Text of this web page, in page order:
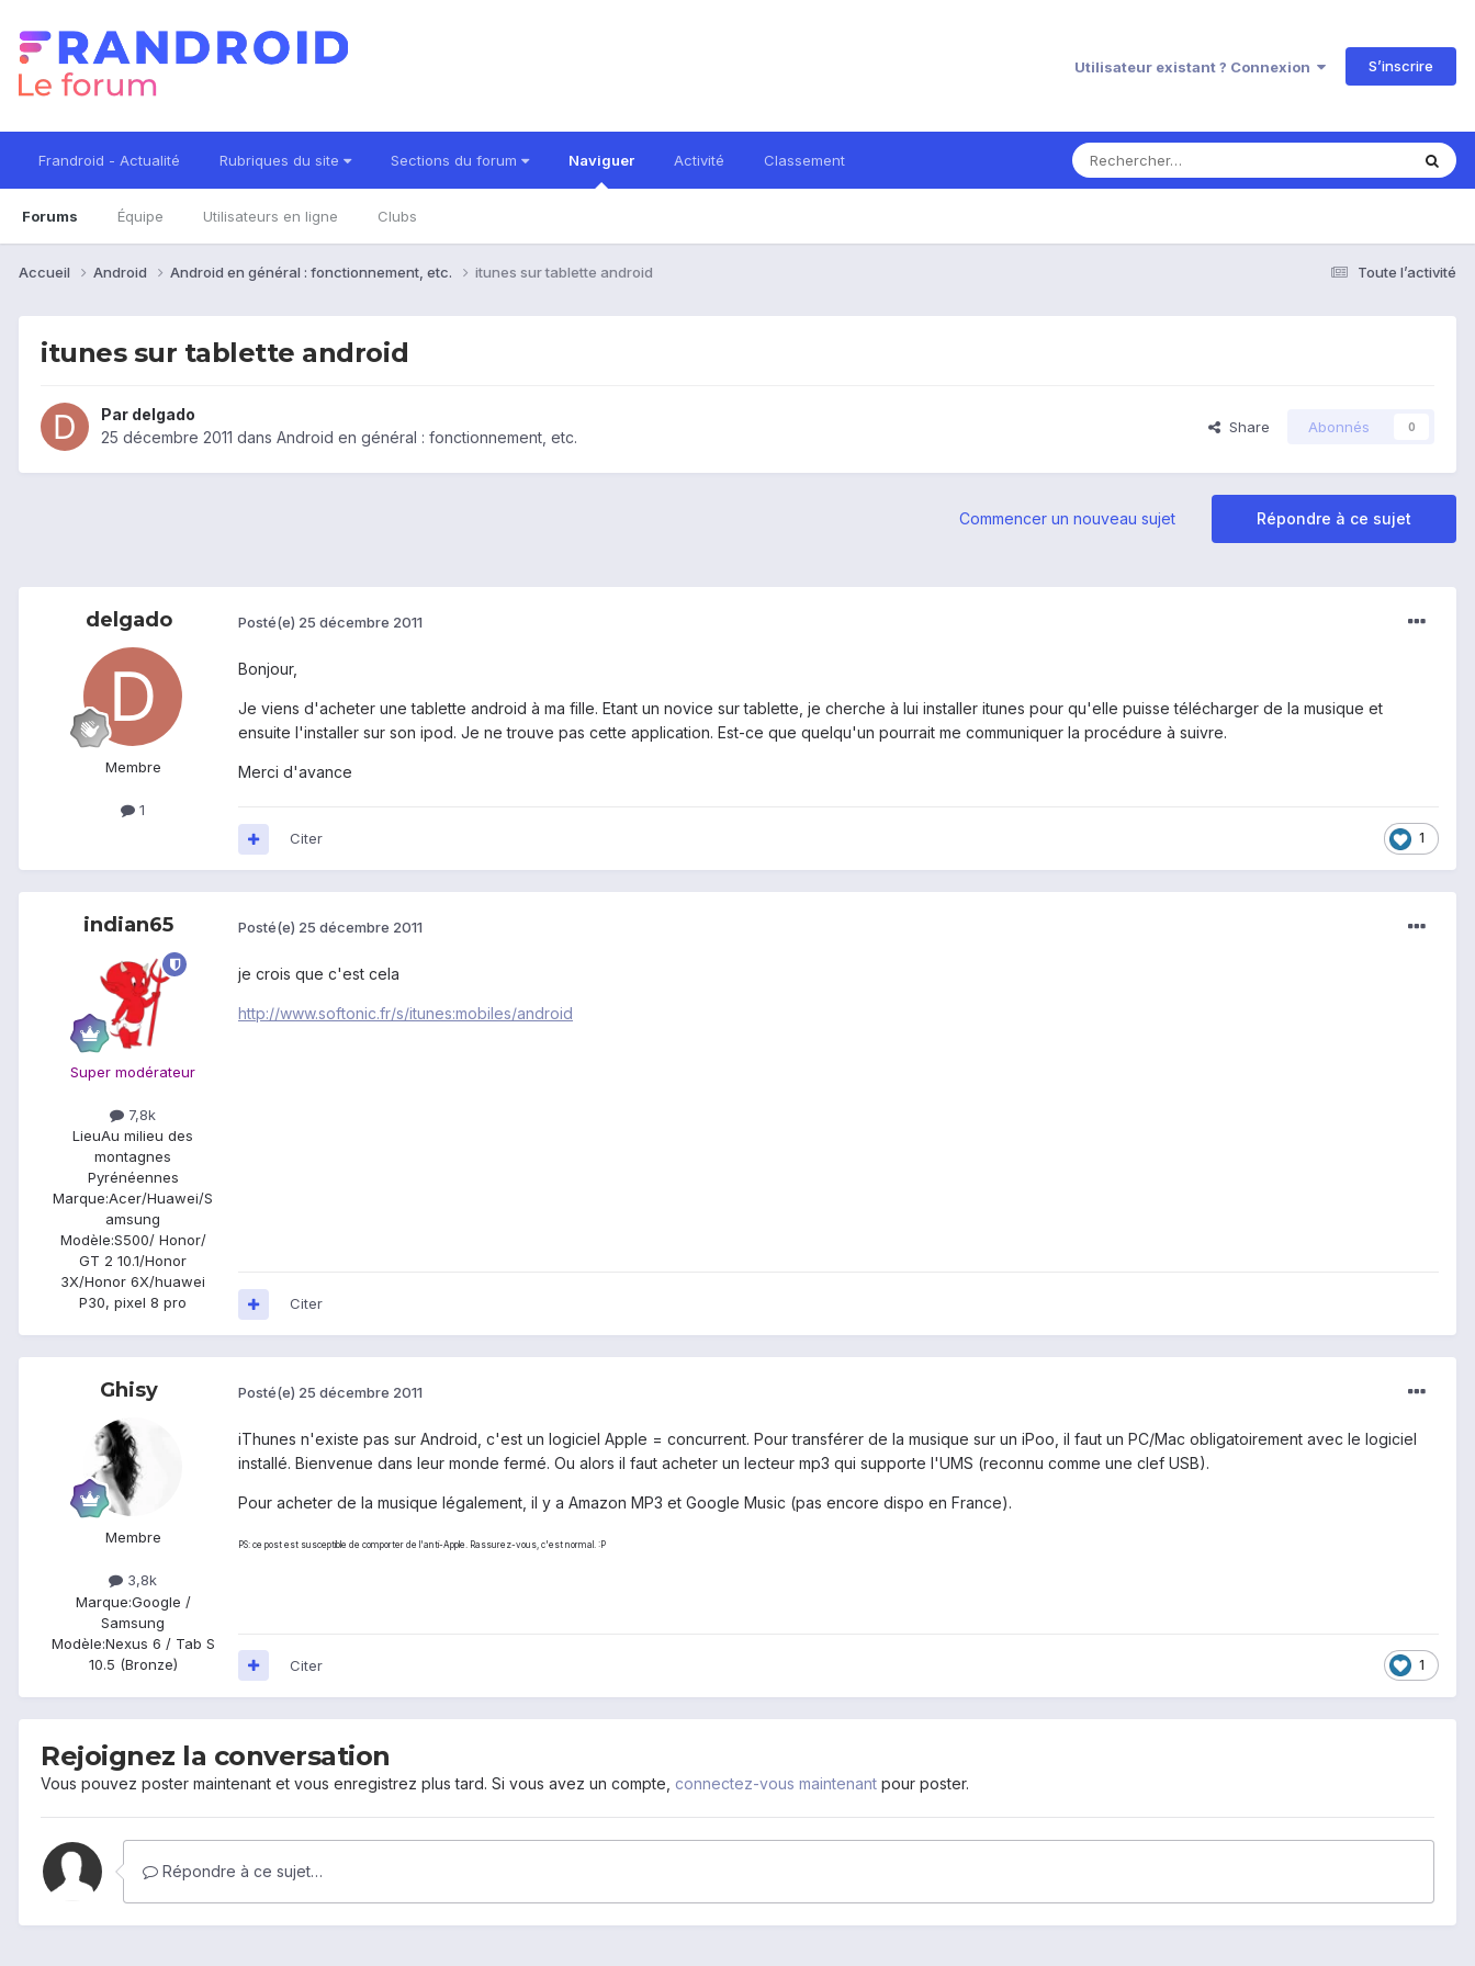
Utilisateur existant ? Connexion S’inscrire
Frandroid - Actualité Rubriques du site Sections du forum Naviguer
Forums Équipe Utilisateurs en ligne Clubs
Activité Classement
Toute l’activité
Accueil Android Android en général : fonctionnement, etc. itunes sur tablette android
itunes sur tablette android
Par delgado
25 décembre 2011 dans Android en général : fonctionnement, etc.
Share Abonnés 0
Répondre à ce sujet
Commencer un nouveau sujet
delgado
Membre
1
Posté(e) 25 décembre 2011
Bonjour,
Je viens d'acheter une tablette android à ma fille. Etant un novice sur tablette, je cherche à lui installer itunes pour qu'elle puisse télécharger de la musique et
ensuite l'installer sur son ipod. Je ne trouve pas cette application. Est-ce que quelqu'un pourrait me communiquer la procédure à suivre.
Merci d'avance
1
Citer
indian65
Super modérateur
7,8k
LieuAu milieu des
montagnes
Pyrénéennes
Marque:Acer/Huawei/S
amsung
Modèle:S500/ Honor/
GT 2 10.1/Honor
3X/Honor 6X/huawei
P30, pixel 8 pro
Posté(e) 25 décembre 2011
je crois que c'est cela
http://www.softonic.fr/s/itunes:mobiles/android
Citer
Ghisy
Membre
3,8k
Marque:Google /
Samsung
Modèle:Nexus 6 / Tab S
10.5 (Bronze)
Posté(e) 25 décembre 2011
iThunes n'existe pas sur Android, c'est un logiciel Apple = concurrent. Pour transférer de la musique sur un iPoo, il faut un PC/Mac obligatoirement avec le logiciel
installé. Bienvenue dans leur monde fermé. Ou alors il faut acheter un lecteur mp3 qui supporte l'UMS (reconnu comme une clef USB).
Pour acheter de la musique légalement, il y a Amazon MP3 et Google Music (pas encore dispo en France).
PS: ce post est susceptible de comporter de l'anti-Apple. Rassurez-vous, c'est normal. :P
1
Citer
Rejoignez la conversation
Vous pouvez poster maintenant et vous enregistrez plus tard. Si vous avez un compte, connectez-vous maintenant pour poster.
Répondre à ce sujet…